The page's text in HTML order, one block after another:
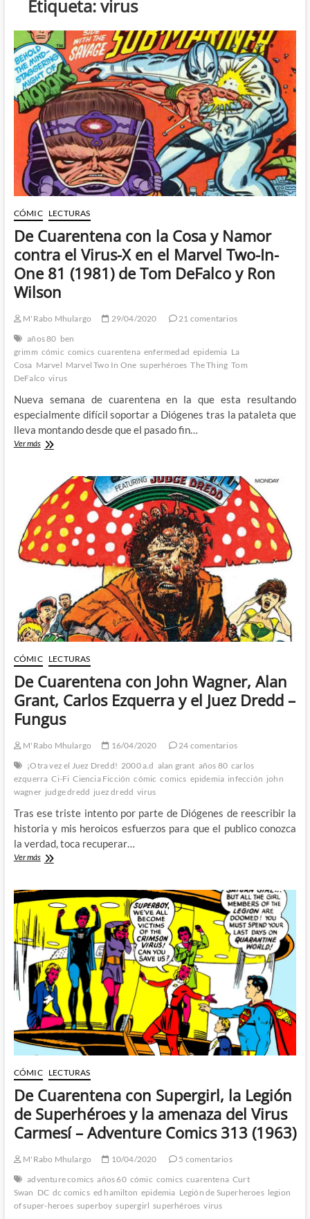
Etiqueta:virus
CÓMIC LECTURAS
De Cuarentena con la Cosa y Namor
contra el Virus-X en el Marvel Two-In-
One 81 (1981) de Tom DeFalco y Ron
Wilson
M'Rabo Mhulargo 29/04/2020
21 comentarios
años 80 ben
grimm cómic comics cuarentena enfermedad epidemia La
Cosa Marvel Marvel Two In One superhéroes The Thing Tom
DeFalco virus
Nueva semana de cuarentena en la que esta resultando
especialmente difícil soportar a Diógenes tras la pataleta que
lleva montando desde que el pasado fin…
Ver másDe
Cosa
y
Namor
contra
el
Virus-
X
Marvel
Two-
In-
One
81
(1981)
de
DeFalco
y
Ron
Wilson
CÓMIC LECTURAS
De Cuarentena con John Wagner, Alan
Grant, Carlos Ezquerra y el Juez Dredd –
Fungus
M'Rabo Mhulargo 16/04/2020
24 comentarios
¡Otra vez el Juez Dredd! 2000 a.d alan grant años 80 carlos
ezquerra Ci-Fi Ciencia Ficción cómic comics epidemia infección john
wagner judge dredd juez dredd virus
Tras ese triste intento por parte de Diógenes de reescribir la
historia y mis heroicos esfuerzos para que el publico conozca
la verdad, toca recuperar…
Ver másDe
John
Wagner,
Grant,
Carlos
Ezquerra
y
el
Juez
Dredd
–
Fungus
CÓMIC LECTURAS
De Cuarentena con Supergirl, la Legión
de Superhéroes y la amenaza del Virus
Carmesí – Adventure Comics 313 (1963)
M'Rabo Mhulargo 10/04/2020
5 comentarios
adventure comics años 60 cómic comics cuarentena Curt
Swan DC dc comics ed hamilton epidemia Legión de Superheroes legion
of super-heroes superboy supergirl superhéroes virus